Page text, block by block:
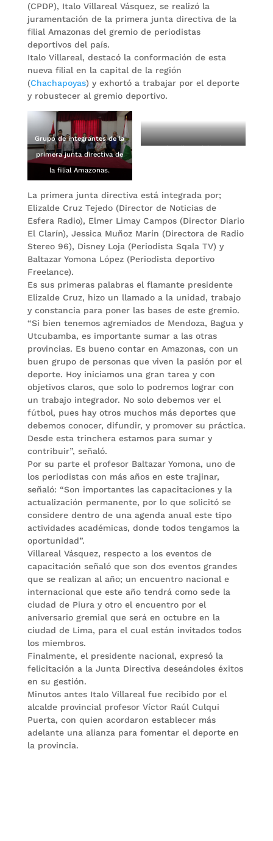
(CPDP), Italo Villareal Vásquez, se realizó la
juramentación de la primera junta directiva de la
filial Amazonas del gremio de periodistas
deportivos del país.
Italo Villareal, destacó la conformación de esta
nueva filial en la capital de la región
(Chachapoyas) y exhortó a trabajar por el deporte
y robustecer al gremio deportivo.
Grupo de integrantes de la
primera junta directiva de
la filial Amazonas.
Amazonas del CPDP
La primera junta directiva está integrada por;
Elizalde Cruz Tejedo (Director de Noticias de
Esfera Radio), Elmer Limay Campos (Director Diario
El Clarín), Jessica Muñoz Marín (Directora de Radio
Stereo 96), Disney Loja (Periodista Sqala TV) y
Baltazar Yomona López (Periodista deportivo
Freelance).
Es sus primeras palabras el flamante presidente
Elizalde Cruz, hizo un llamado a la unidad, trabajo
y constancia para poner las bases de este gremio.
“Si bien tenemos agremiados de Mendoza, Bagua y
Utcubamba, es importante sumar a las otras
provincias. Es bueno contar en Amazonas, con un
buen grupo de personas que viven la pasión por el
deporte. Hoy iniciamos una gran tarea y con
objetivos claros, que solo lo podremos lograr con
un trabajo integrador. No solo debemos ver el
fútbol, pues hay otros muchos más deportes que
debemos conocer, difundir, y promover su práctica.
Desde esta trinchera estamos para sumar y
contribuir”, señaló.
Por su parte el profesor Baltazar Yomona, uno de
los periodistas con más años en este trajinar,
señaló: “Son importantes las capacitaciones y la
actualización permanente, por lo que solicitó se
considere dentro de una agenda anual este tipo
actividades académicas, donde todos tengamos la
oportunidad”.
Villareal Vásquez, respecto a los eventos de
capacitación señaló que son dos eventos grandes
que se realizan al año; un encuentro nacional e
internacional que este año tendrá como sede la
ciudad de Piura y otro el encuentro por el
aniversario gremial que será en octubre en la
ciudad de Lima, para el cual están invitados todos
los miembros.
Finalmente, el presidente nacional, expresó la
felicitación a la Junta Directiva deseándoles éxitos
en su gestión.
Minutos antes Italo Villareal fue recibido por el
alcalde provincial profesor Víctor Raúl Culqui
Puerta, con quien acordaron establecer más
adelante una alianza para fomentar el deporte en
la provincia.